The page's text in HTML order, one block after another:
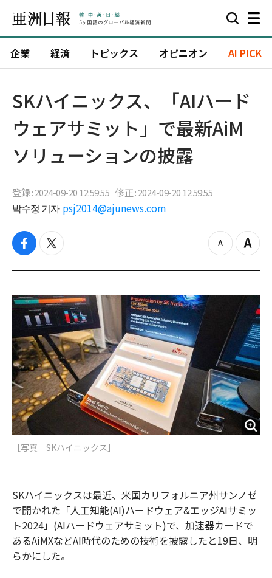
企業 経済 トピックス オピニオン AI PICK
SKハイニックス、「AIハード
ウェアサミット」で最新AiM
ソリューションの披露
登録 : 2024-09-20 12:59:55 修正 : 2024-09-20 12:59:55
박수정 기자 psj2014@ajunews.com
f
c
b
o
o
k
t
i
t
e
z
o
o
Z
o
i
［写真＝SKハイニックス］
SKハイニックスは最近、米国カリフォルニア州サンノゼ
で開かれた「人工知能(AI)ハードウェア&エッジAIサミッ
ト2024」(AIハードウェアサミット)で、加速器カードで
あるAiMXなどAI時代のための技術を披露したと19日、明
らかにした。